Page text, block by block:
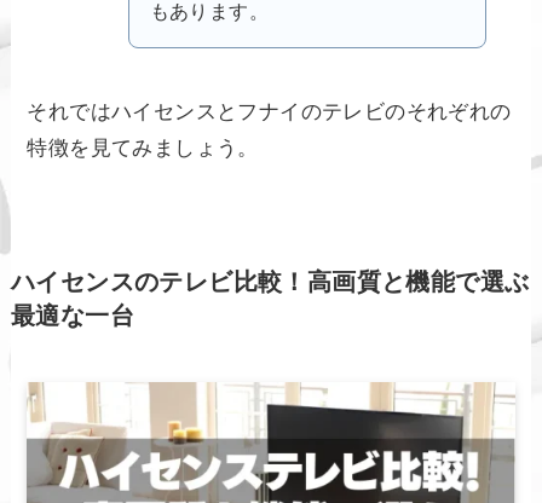
もあります。
それではハイセンスとフナイのテレビのそれぞれの
特徴を見てみましょう。
ハイセンスのテレビ比較！高画質と機能で選ぶ
最適な一台